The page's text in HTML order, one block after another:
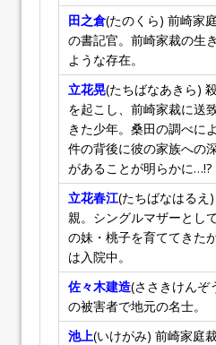
田之倉(たのくら) 前崎家
の書記官。前崎家裁の生
ような存在。
立花晃(たちばなあきら)
を起こし、前崎家裁に送
きた少年。桑田の調べに
件の背後に彼の家族への
があることが明らかに…!?
立花春江(たちばなはるえ
親。シングルマザーとし
の妹・桃子を育ててきた
は入院中。
佐々木建造(ささきけんぞ
の被害者で地元の名士。
池上(いけがみ) 前崎家庭